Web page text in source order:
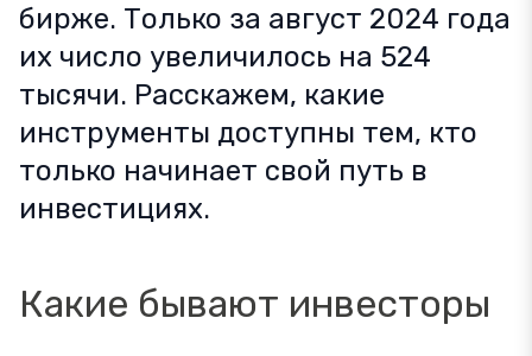
бирже. Только за август 2024 года
их число увеличилось на 524
тысячи. Расскажем, какие
инструменты доступны тем, кто
только начинает свой путь в
инвестициях.
Какие бывают инвесторы